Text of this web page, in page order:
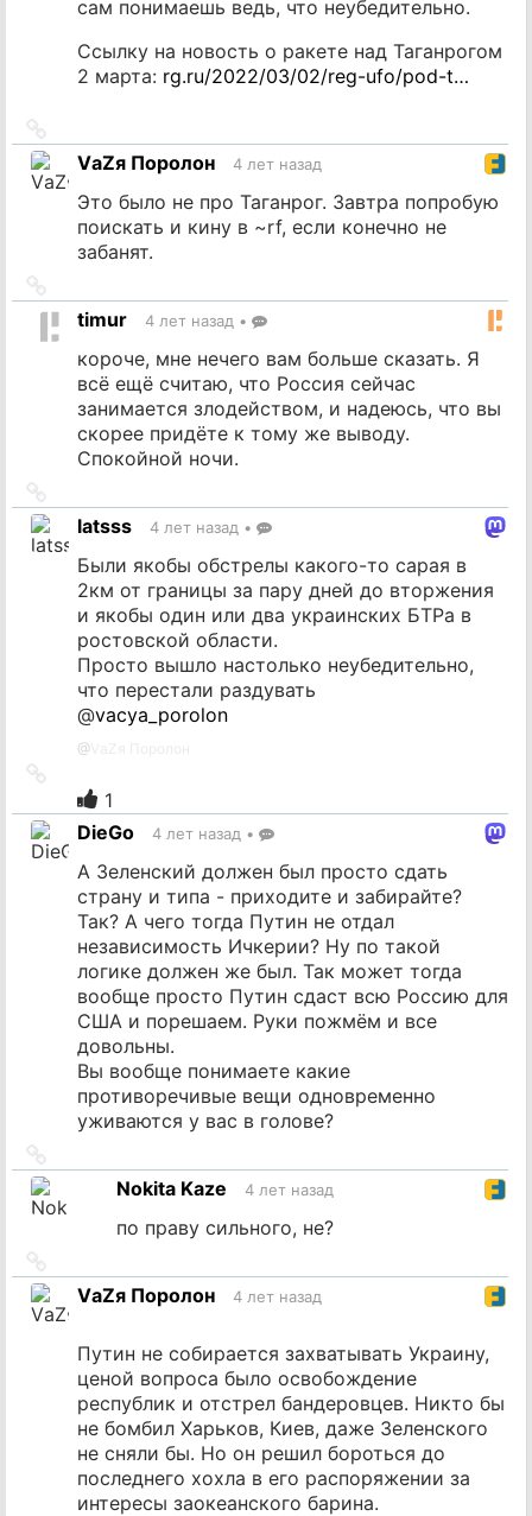
сам понимаешь ведь, что неубедительно.
Ссылку на новость о ракете над Таганрогом
2 марта: rg.ru/2022/03/02/reg-ufo/pod-t…
на
источник
VаZя Поролон 4 лет назад
Это было не про Таганрог. Завтра попробую
поискать и кину в ~rf, если конечно не
забанят.
на
источник
timur 4 лет назад •
короче, мне нечего вам больше сказать. Я
всё ещё считаю, что Россия сейчас
занимается злодейством, и надеюсь, что вы
скорее придёте к тому же выводу.
Спокойной ночи.
на
источник
latsss 4 лет назад •
Были якобы обстрелы какого-то сарая в
2км от границы за пару дней до вторжения
и якобы один или два украинских БТРа в
ростовской области.
Просто вышло настолько неубедительно,
что перестали раздувать
@vacya_porolon
@
источник
1
DieGo
4 лет назад •
А Зеленский должен был просто сдать
страну и типа - приходите и забирайте?
Так? А чего тогда Путин не отдал
независимость Ичкерии? Ну по такой
логике должен же был. Так может тогда
вообще просто Путин сдаст всю Россию для
США и порешаем. Руки пожмём и все
довольны.
Вы вообще понимаете какие
противоречивые вещи одновременно
уживаются у вас в голове?
на
источникNokita Kaze 4 лет назад
по праву сильного, не?
на
источник
VаZя Поролон 4 лет назад
Путин не собирается захватывать Украину,
ценой вопроса было освобождение
республик и отстрел бандеровцев. Никто бы
не бомбил Харьков, Киев, даже Зеленского
не сняли бы. Но он решил бороться до
последнего хохла в его распоряжении за
интересы заокеанского барина.